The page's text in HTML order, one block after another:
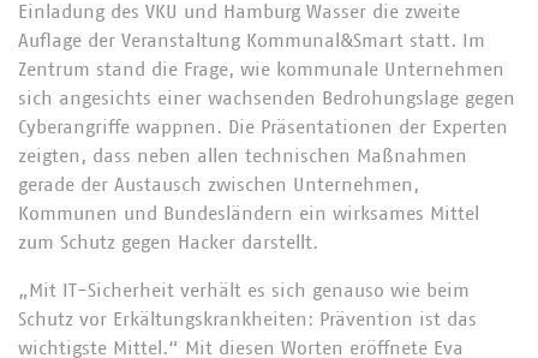
Einladung des VKU und Hamburg Wasser die zweite
Auflage der Veranstaltung Kommunal&Smart statt. Im
Zentrum stand die Frage, wie kommunale Unternehmen
sich angesichts einer wachsenden Bedrohungslage gegen
Cyberangriffe wappnen. Die Präsentationen der Experten
zeigten, dass neben allen technischen Maßnahmen
gerade der Austausch zwischen Unternehmen,
Kommunen und Bundesländern ein wirksames Mittel
zum Schutz gegen Hacker darstellt.
„Mit IT-Sicherheit verhält es sich genauso wie beim
Schutz vor Erkältungskrankheiten: Prävention ist das
wichtigste Mittel.“ Mit diesen Worten eröffnete Eva